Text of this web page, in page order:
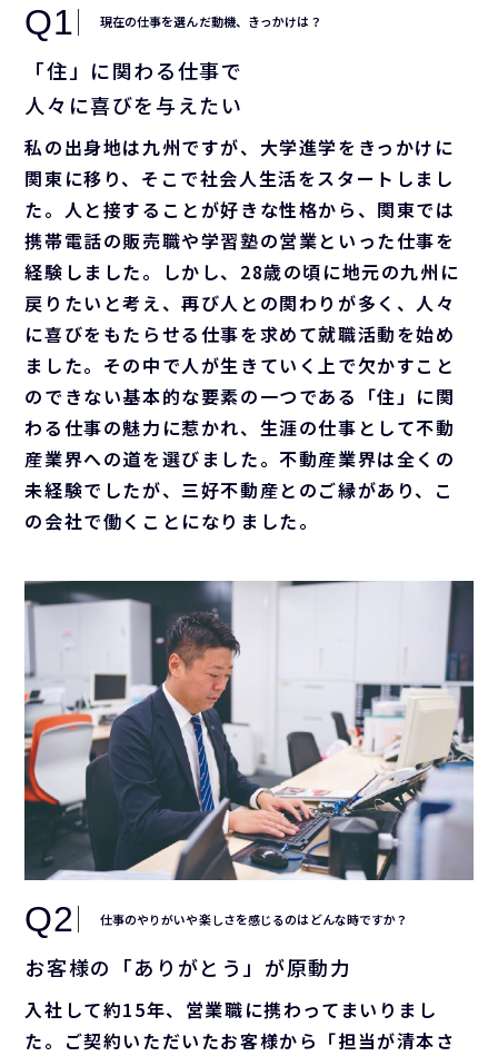
Q1 現在の仕事を選んだ動機、きっかけは？
「住」に関わる仕事で
人々に喜びを与えたい
私の出身地は九州ですが、大学進学をきっかけに
関東に移り、そこで社会人生活をスタートしまし
た。人と接することが好きな性格から、関東では
携帯電話の販売職や学習塾の営業といった仕事を
経験しました。しかし、28歳の頃に地元の九州に
戻りたいと考え、再び人との関わりが多く、人々
に喜びをもたらせる仕事を求めて就職活動を始め
ました。その中で人が生きていく上で欠かすこと
のできない基本的な要素の一つである「住」に関
わる仕事の魅力に惹かれ、生涯の仕事として不動
産業界への道を選びました。不動産業界は全くの
未経験でしたが、三好不動産とのご縁があり、こ
の会社で働くことになりました。
Q2 仕事のやりがいや楽しさを感じるのはどんな時ですか？
お客様の「ありがとう」が原動力
入社して約15年、営業職に携わってまいりまし
た。ご契約いただいたお客様から「担当が清本さ